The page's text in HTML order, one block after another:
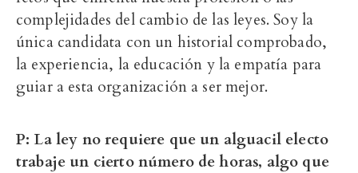
complejidades del cambio de las leyes. Soy la
única candidata con un historial comprobado,
la experiencia, la educación y la empatía para
guiar a esta organización a ser mejor.
P: La ley no requiere que un alguacil electo
trabaje un cierto número de horas, algo que